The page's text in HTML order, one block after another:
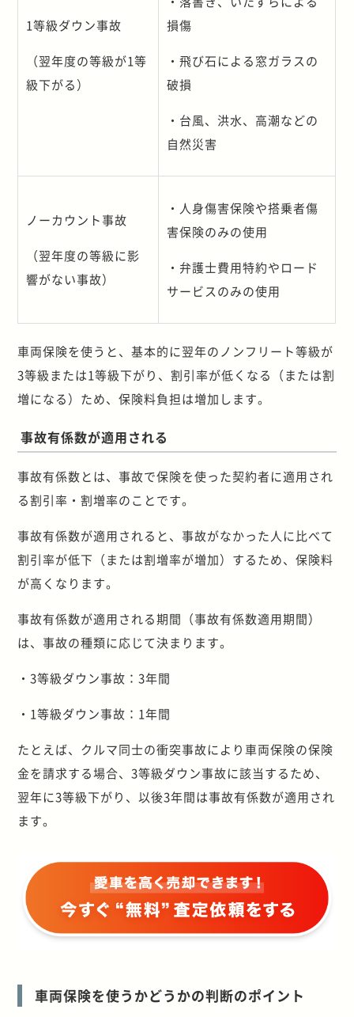
1等級ダウン事故
（翌年度の等級が1等
級下がる）
損傷
・飛び石による窓ガラスの
破損
・台風、洪水、高潮などの
自然災害
ノーカウント事故
（翌年度の等級に影
響がない事故）
・人身傷害保険や搭乗者傷
害保険のみの使用
・弁護士費用特約やロード
サービスのみの使用
車両保険を使うと、基本的に翌年のノンフリート等級が
3等級または1等級下がり、割引率が低くなる（または割
増になる）ため、保険料負担は増加します。
事故有係数が適用される
事故有係数とは、事故で保険を使った契約者に適用され
る割引率・割増率のことです。
事故有係数が適用されると、事故がなかった人に比べて
割引率が低下（または割増率が増加）するため、保険料
が高くなります。
事故有係数が適用される期間（事故有係数適用期間）
は、事故の種類に応じて決まります。
・3等級ダウン事故：3年間
・1等級ダウン事故：1年間
たとえば、クルマ同士の衝突事故により車両保険の保険
金を請求する場合、3等級ダウン事故に該当するため、
翌年に3等級下がり、以後3年間は事故有係数が適用され
ます。
車両保険を使うかどうかの判断のポイント